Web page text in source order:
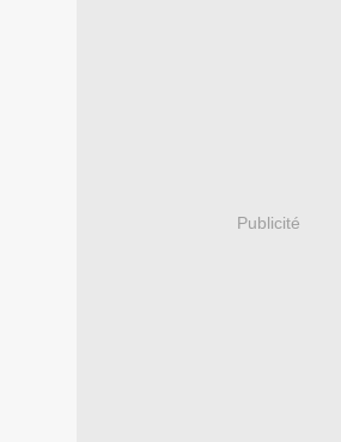
Publicité